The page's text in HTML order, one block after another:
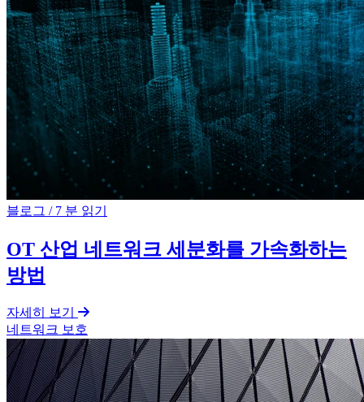
블로그 /7 분 읽기
OT 산업 네트워크 세분화를 가속화하는
방법
자세히 보기
네트워크 보호